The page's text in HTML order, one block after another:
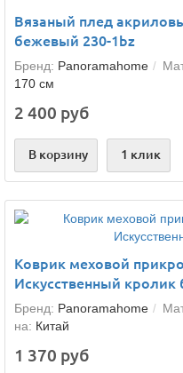
Вязаный плед
бежевый 230-1bz
Бренд: Panoramahome
170 см
2 400 руб
В корзину 1 клик
Коврик меховой
Искусственный кролик
Бренд: Panoramahome
на: Китай
1 370 руб